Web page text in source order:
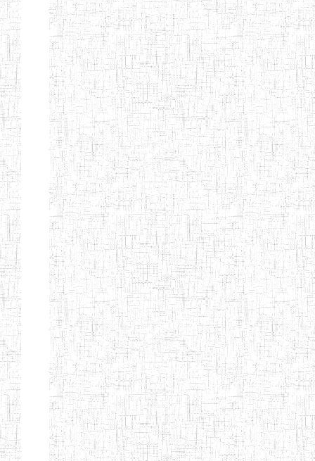
Etablissements
d'enseignement
normal
ENI
Chercher:
Effacer les filtres
Denomination
Type
Nature
Arrondissement